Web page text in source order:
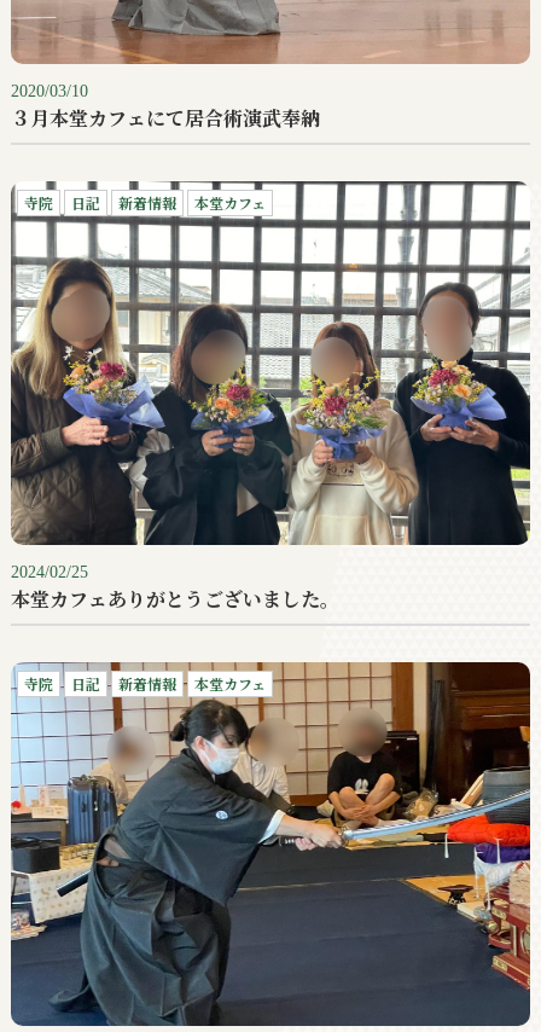
2020/03/10
３月本堂カフェにて居合術演武奉納
寺院 日記 新着情報 本堂カフェ
2024/02/25
本堂カフェありがとうございました。
寺院 日記 新着情報 本堂カフェ